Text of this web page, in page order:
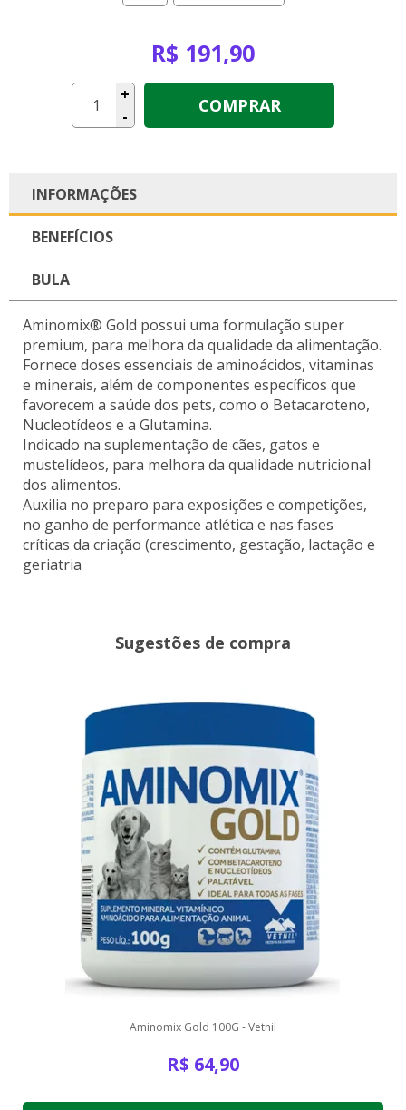
R$ 191,90
+
-
COMPRAR
INFORMAÇÕES
BENEFÍCIOS
BULA
Aminomix® Gold possui uma formulação super
premium, para melhora da qualidade da alimentação.
Fornece doses essenciais de aminoácidos, vitaminas
e minerais, além de componentes específicos que
favorecem a saúde dos pets, como o Betacaroteno,
Nucleotídeos e a Glutamina.
Indicado na suplementação de cães, gatos e
mustelídeos, para melhora da qualidade nutricional
dos alimentos.
Auxilia no preparo para exposições e competições,
no ganho de performance atlética e nas fases
críticas da criação (crescimento, gestação, lactação e
geriatria
Sugestões de compra
Aminomix Gold 100G - Vetnil
R$ 64,90